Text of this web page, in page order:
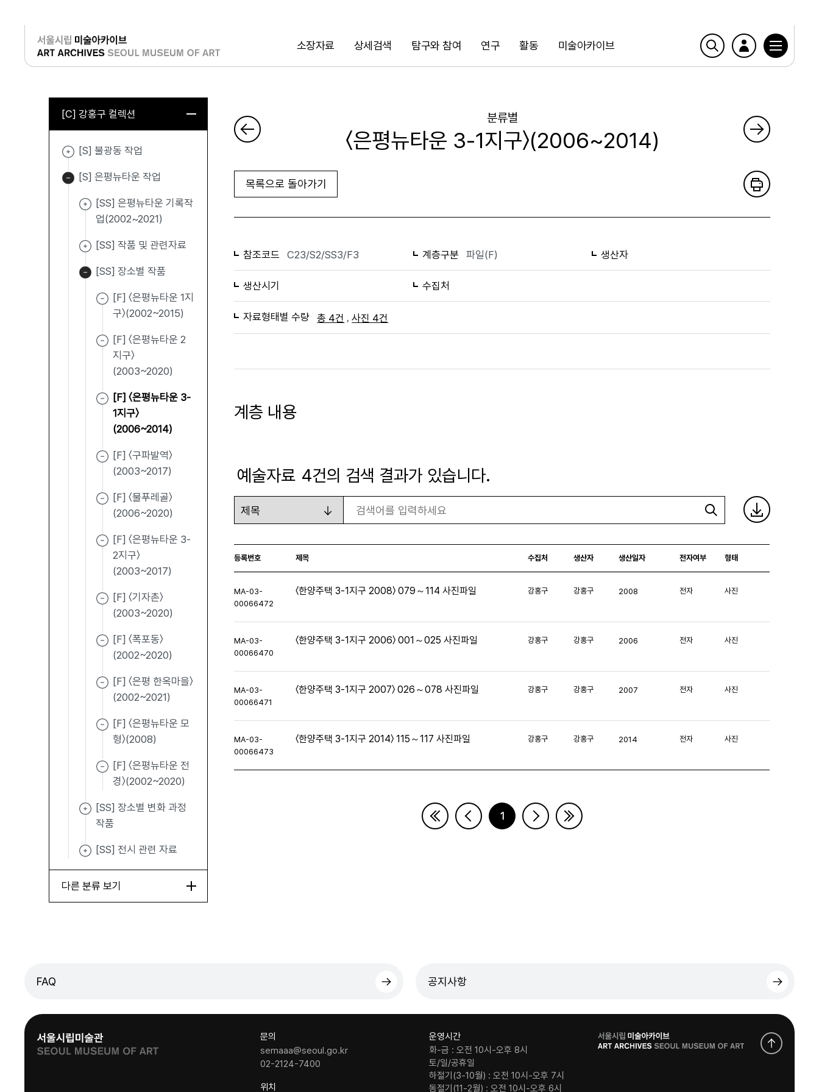
소장자료 상세검색 탐구와 참여 연구 활동 미술아카이브
검색
로그인
[C] 강홍구 컬렉션
[S] 불광동 작업
[S] 은평뉴타운 작업
[SS] 은평뉴타운 기록작
업(2002~2021)
[SS] 작품 및 관련자료
[SS] 장소별 작품
[F] 〈은평뉴타운 1지
구〉(2002~2015)
[F] 〈은평뉴타운 2
지구〉
(2003~2020)
[F] 〈은평뉴타운 3-
1지구〉
(2006~2014)
[F] 〈구파발역〉
(2003~2017)
[F] 〈물푸레골〉
(2006~2020)
[F] 〈은평뉴타운 3-
2지구〉
(2003~2017)
[F] 〈기자촌〉
(2003~2020)
[F] 〈폭포동〉
(2002~2020)
[F] 〈은평 한옥마을〉
(2002~2021)
[F] 〈은평뉴타운 모
형〉(2008)
[F] 〈은평뉴타운 전
경〉(2002~2020)
[SS] 장소별 변화 과정
작품
[SS] 전시 관련 자료
다른 분류 보기
분류별
〈은평뉴타운 3-1지구〉(2006~2014)
목록으로 돌아가기
참조코드 C23/S2/SS3/F3 계층구분 파일(F) 생산자
생산시기 수집처
자료형태별 수량 총 4건 ,사진 4건
계층 내용
예술자료 4건의 검색 결과가 있습니다.
검색
등록번호 제목 수집처 생산자 생산일자 전자여부 형태
MA-03-
00066472
〈한양주택 3-1지구 2008〉 079～114 사진파일 강홍구 강홍구 2008 전자 사진
MA-03-
00066470
〈한양주택 3-1지구 2006〉 001～025 사진파일 강홍구 강홍구 2006 전자 사진
MA-03-
00066471
〈한양주택 3-1지구 2007〉 026～078 사진파일 강홍구 강홍구 2007 전자 사진
MA-03-
00066473
〈한양주택 3-1지구 2014〉 115～117 사진파일 강홍구 강홍구 2014 전자 사진
처음페이지 1
FAQ 공지사항
문의
semaaa@seoul.go.kr
02-2124-7400
위치
운영시간
화-금 : 오전 10시-오후 8시
토/일/공휴일
하절기(3-10월) : 오전 10시-오후 7시
동절기(11-2월) : 오전 10시-오후 6시
로
고